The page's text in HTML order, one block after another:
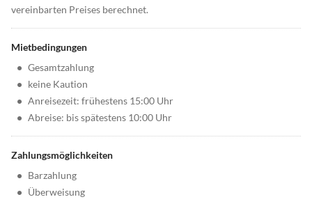
vereinbarten Preises berechnet.
Mietbedingungen
• Gesamtzahlung
• keine Kaution
• Anreisezeit: frühestens 15:00 Uhr
• Abreise: bis spätestens 10:00 Uhr
Zahlungsmöglichkeiten
• Barzahlung
• Überweisung